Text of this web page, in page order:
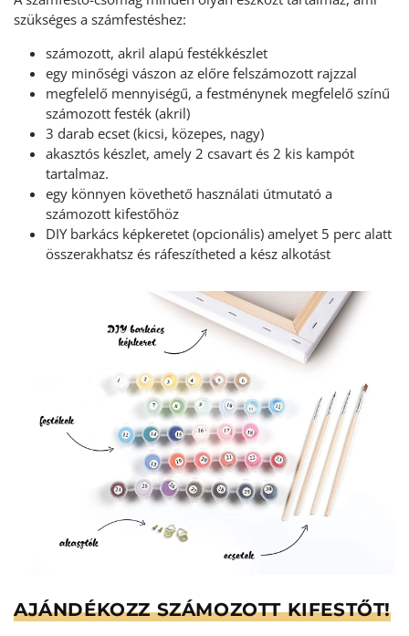
szükséges a számfestéshez:
számozott, akril alapú festékkészlet
egy minőségi vászon az előre felszámozott rajzzal
megfelelő mennyiségű, a festménynek megfelelő színű
számozott festék (akril)
3 darab ecset (kicsi, közepes, nagy)
akasztós készlet, amely 2 csavart és 2 kis kampót
tartalmaz.
egy könnyen követhető használati útmutató a
számozott kifestőhöz
DIY barkács képkeretet (opcionális) amelyet 5 perc alatt
összerakhatsz és ráfeszítheted a kész alkotást
AJÁNDÉKOZZ SZÁMOZOTT KIFESTŐT!